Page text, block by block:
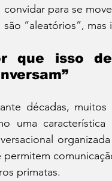
convidar para se
são “aleatórios”,
que isso
décadas,
uma
permitem
primatas.